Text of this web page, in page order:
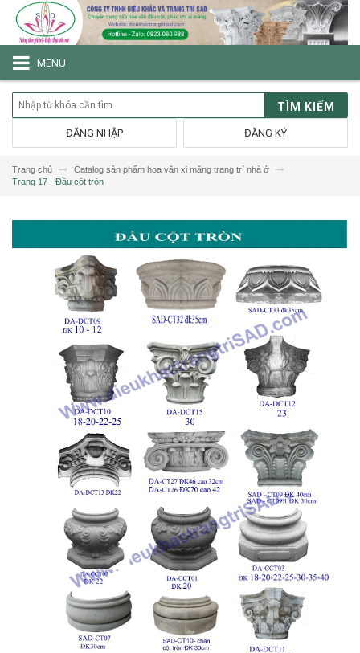
MENU
TÌM KIẾM
ĐĂNG KÝ
ĐĂNG NHẬP
Trang chủ
Catalog sản phẩm hoa văn xi măng trang trí nhà ở
Trang 17 - Đầu cột tròn